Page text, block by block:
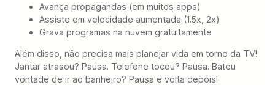
Avança propagandas (em muitos apps)
Assiste em velocidade aumentada (1.5x, 2x)
Grava programas na nuvem gratuitamente
Além disso, não precisa mais planejar vida em torno da TV!
Jantar atrasou? Pausa. Telefone tocou? Pausa. Bateu
vontade de ir ao banheiro? Pausa e volta depois!